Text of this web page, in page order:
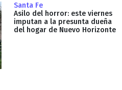
Santa Fe
Asilo del horror: este viernes
imputan a la presunta dueña
del hogar de Nuevo Horizonte